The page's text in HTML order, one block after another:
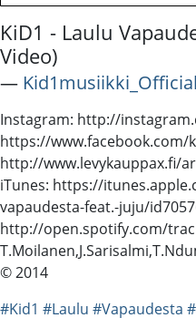
KiD1 - Laulu
Video)
― Kid1musiikki_Official
Instagram: http://
https://www.facebook.com/
http://www.levykauppax.fi/
iTunes: https://
vapaudesta-feat.-juju/
http://open.spotify.com/
© 2014
#Kid1 #Laulu #Vapaudesta